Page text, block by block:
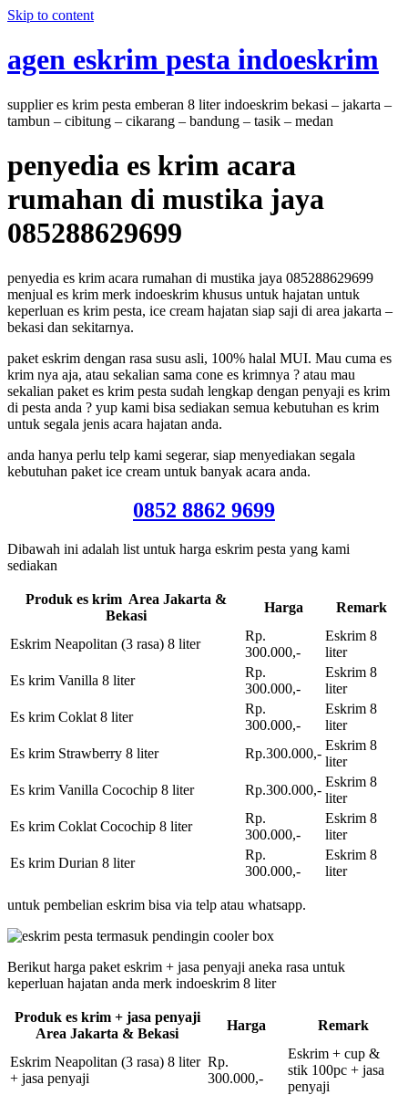
Skip to content
agen eskrim pesta indoeskrim
supplier es krim pesta emberan 8 liter indoeskrim bekasi – jakarta –
tambun – cibitung – cikarang – bandung – tasik – medan
penyedia es krim acara
rumahan di mustika jaya
085288629699
penyedia es krim acara rumahan di mustika jaya 085288629699
menjual es krim merk indoeskrim khusus untuk hajatan untuk
keperluan es krim pesta, ice cream hajatan siap saji di area jakarta –
bekasi dan sekitarnya.
paket eskrim dengan rasa susu asli, 100% halal MUI. Mau cuma es
krim nya aja, atau sekalian sama cone es krimnya ? atau mau
sekalian paket es krim pesta sudah lengkap dengan penyaji es krim
di pesta anda ? yup kami bisa sediakan semua kebutuhan es krim
untuk segala jenis acara hajatan anda.
anda hanya perlu telp kami segerar, siap menyediakan segala
kebutuhan paket ice cream untuk banyak acara anda.
0852 8862 9699
Dibawah ini adalah list untuk harga eskrim pesta yang kami
sediakan
Produk es krim Area Jakarta &
Bekasi
Harga Remark
Eskrim Neapolitan (3 rasa) 8 liter
Rp.
300.000,-
Eskrim 8
liter
Es krim Vanilla 8 liter
Rp.
300.000,-
Eskrim 8
liter
Es krim Coklat 8 liter
Rp.
300.000,-
Eskrim 8
liter
Es krim Strawberry 8 liter
Rp.300.000,-
Eskrim 8
liter
Es krim Vanilla Cocochip 8 liter
Rp.300.000,-
Eskrim 8
liter
Es krim Coklat Cocochip 8 liter
Rp.
300.000,-
Eskrim 8
liter
Es krim Durian 8 liter
Rp.
300.000,-
Eskrim 8
liter
untuk pembelian eskrim bisa via telp atau whatsapp.
Berikut harga paket eskrim + jasa penyaji aneka rasa untuk
keperluan hajatan anda merk indoeskrim 8 liter
Produk es krim + jasa penyaji
Area Jakarta & Bekasi
Harga Remark
Eskrim Neapolitan (3 rasa) 8 liter
+ jasa penyaji
Rp.
300.000,-
Eskrim + cup &
stik 100pc + jasa
penyaji